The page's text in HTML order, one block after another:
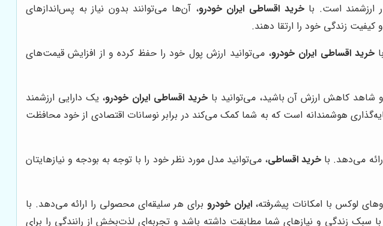
ارزشمند است. باخرید اقساطی ایران خودرو، آن‌ها می‌توانند بدون نیاز به پس‌اندازهای
زندگی خود را ارتقا دهند.
خرید اقساطی ایران خودرو، می‌توانید ارزش پول خود را حفظ کرده و از افزایش قیمت‌های
شاهد کاهش ارزش آن باشید، می‌توانید با خرید اقساطی ایران خودرو، یک دارایی ارزشمند
هوشمندانه است که به شما کمک می‌کند در برابر نوسانات اقتصادی از خود محافظت
می‌دهد. با خرید اقساطی، می‌توانید مدل مورد نظر خود را با توجه به بودجه و نیازهایتان
لوکس با امکانات پیشرفته،ایران خودرو برای هر سلیقه‌ای محصولی را ارائه می‌دهد. با
سبک زندگی و نیازهای شما مطابقت داشته باشد و تجربه‌ای لذت‌بخش از رانندگی را برای